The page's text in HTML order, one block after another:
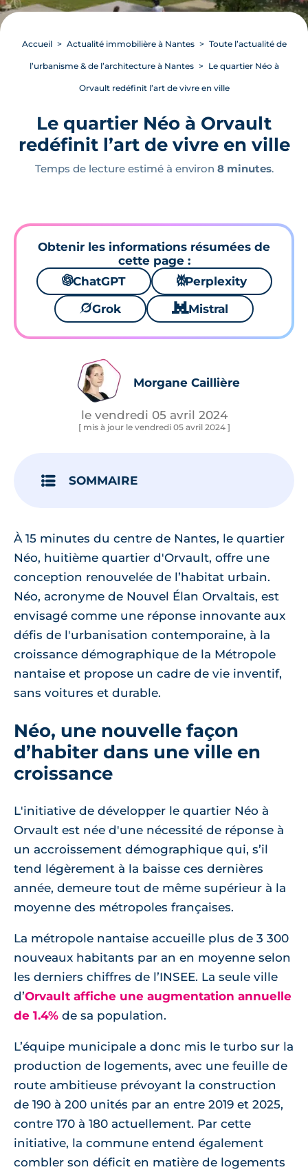
Accueil Actualité immobilière à Nantes Toute l’actualité de
l’urbanisme & de l’architecture à Nantes Le quartier Néo à
Orvault redéfinit l’art de vivre en ville
Le quartier Néo à Orvault
redéfinit l’art de vivre en ville
Temps de lecture estimé à environ 8 minutes.
Obtenir les informations résumées de
cette page :
🌌ChatGPT ⚙Perplexity
🪐Grok 🐱 Mistral
Morgane Caillière
le vendredi 05 avril 2024
[ mis à jour le vendredi 05 avril 2024 ]
SOMMAIRE
À 15 minutes du centre de Nantes, le quartier
Néo, huitième quartier d'Orvault, offre une
conception renouvelée de l’habitat urbain.
Néo, acronyme de Nouvel Élan Orvaltais, est
envisagé comme une réponse innovante aux
défis de l'urbanisation contemporaine, à la
croissance démographique de la Métropole
nantaise et propose un cadre de vie inventif,
sans voitures et durable.
Néo, une nouvelle façon
d’habiter dans une ville en
croissance
L'initiative de développer le quartier Néo à
Orvault est née d'une nécessité de réponse à
un accroissement démographique qui, s’il
tend légèrement à la baisse ces dernières
année, demeure tout de même supérieur à la
moyenne des métropoles françaises.
La métropole nantaise accueille plus de 3 300
nouveaux habitants par an en moyenne selon
les derniers chiffres de l’INSEE. La seule ville
d’Orvault affiche une augmentation annuelle
de 1.4% de sa population.
L’équipe municipale a donc mis le turbo sur la
production de logements, avec une feuille de
route ambitieuse prévoyant la construction
de 190 à 200 unités par an entre 2019 et 2025,
contre 170 à 180 actuellement. Par cette
initiative, la commune entend également
combler son déficit en matière de logements